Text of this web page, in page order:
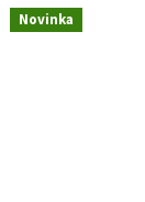
Novinka